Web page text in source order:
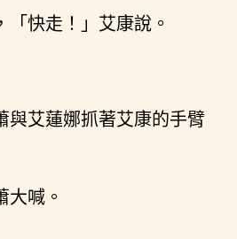
「快走！」艾康說。
與艾蓮娜抓著艾康的手臂
大喊。